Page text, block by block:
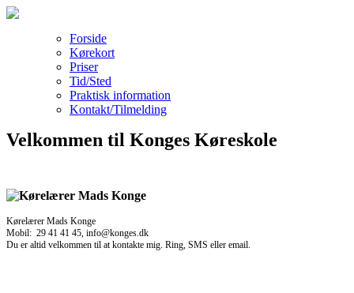
Forside
Kørekort
Priser
Tid/Sted
Praktisk information
Kontakt/Tilmelding
Velkommen til Konges Køreskole
Kørelærer Mads Konge
Mobil: 29 41 41 45, info@konges.dk
Du er altid velkommen til at kontakte mig. Ring, SMS eller email.